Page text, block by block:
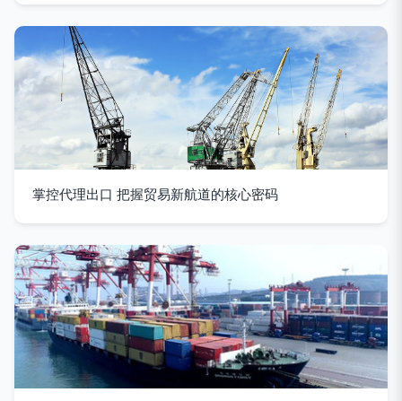
掌控代理出口 把握贸易新航道的核心密码